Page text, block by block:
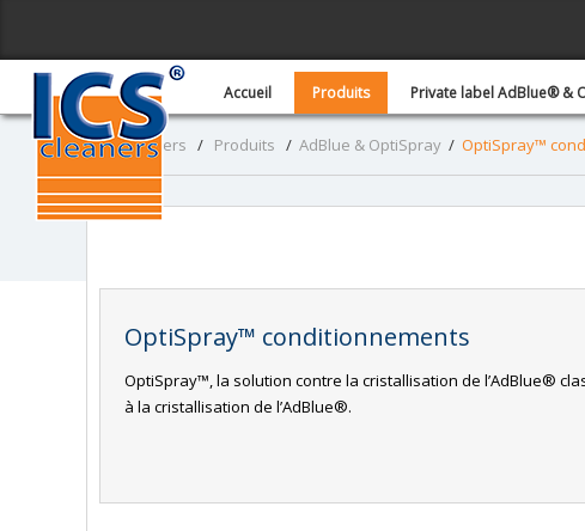
Accueil Produits Private label AdBlue® &
ICS - Cleaners / Produits / AdBlue & OptiSpray / OptiSpray™
OptiSpray™ conditionnements
OptiSpray™, la solution contre la cristallisation de l’AdBlue®
à la cristallisation de l’AdBlue®.